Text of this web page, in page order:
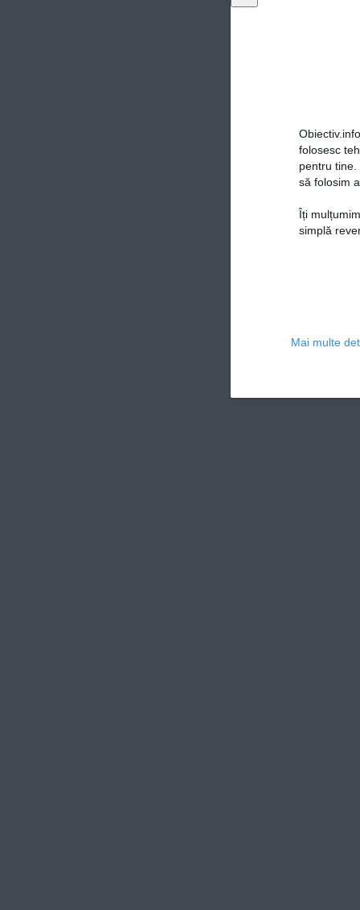
folosesc
pentru
să folosim
Îți
simplă
Mai multe